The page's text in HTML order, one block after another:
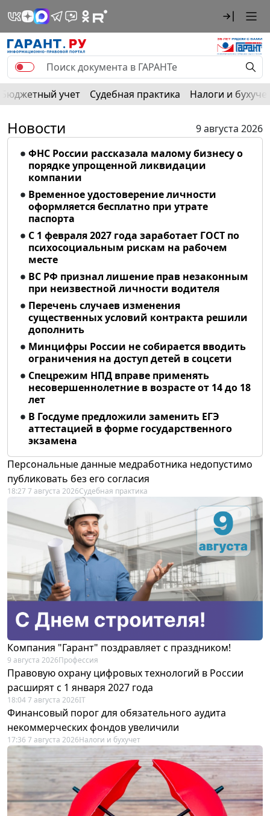
Бюджетный учет Судебная практика Налоги и
Новости
9 августа 2026
ФНС России рассказала малому бизнесу о
порядке упрощенной ликвидации
компании
Временное удостоверение личности
оформляется бесплатно при утрате
паспорта
С 1 февраля 2027 года заработает ГОСТ по
психосоциальным рискам на рабочем
месте
ВС РФ признал лишение прав незаконным
при неизвестной личности водителя
Перечень случаев изменения
существенных условий контракта решили
дополнить
Минцифры России не собирается вводить
ограничения на доступ детей в соцсети
Спецрежим НПД вправе применять
несовершеннолетние в возрасте от 14 до 18
лет
В Госдуме предложили заменить ЕГЭ
аттестацией в форме государственного
экзамена
Персональные данные медработника недопустимо
публиковать без его согласия
18:27 7 августа 2026Судебная практика
Компания "Гарант" поздравляет с праздником!
9 августа 2026Профессия
Правовую охрану цифровых технологий в России
расширят с 1 января 2027 года
18:04 7 августа 2026IT
Финансовый порог для обязательного аудита
некоммерческих фондов увеличили
17:36 7 августа 2026Налоги и бухучет